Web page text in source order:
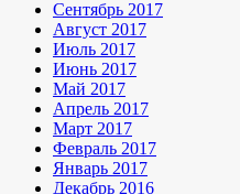
Сентябрь 2017
Август 2017
Июль 2017
Июнь 2017
Май 2017
Апрель 2017
Март 2017
Февраль 2017
Январь 2017
Декабрь 2016